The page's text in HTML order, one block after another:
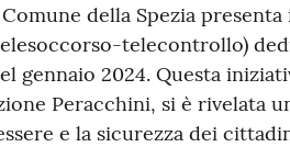
della Spezia
telecontrollo)
gennaio 2024. Questa
Peracchini, si è rivelata
e la sicurezza dei